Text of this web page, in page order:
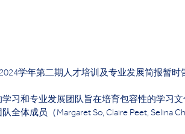
学年第二期人才培训及专业发展简报暂时
学习和专业发展团队旨在培育包容性的学习
全体成员（Margaret So, Claire Peet, Selina